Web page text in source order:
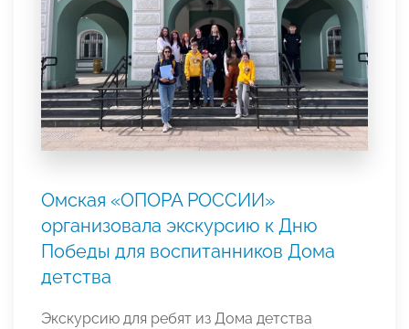
Омская «ОПОРА РОССИИ»
организовала экскурсию к Дню
Победы для воспитанников Дома
детства
Экскурсию для ребят из Дома детства